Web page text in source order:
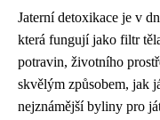
Jaterní detoxikace je v
která fungují jako filtr
potravin, životního
skvělým způsobem, jak
nejznámější byliny pro